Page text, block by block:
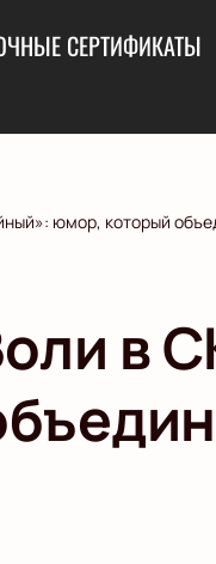
СЕРТИФИКАТЫ
юмор, который
в